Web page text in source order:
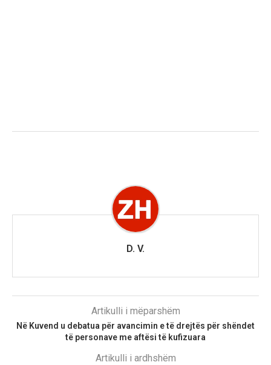
D. V.
Artikulli i mëparshëm
Në Kuvend u debatua për avancimin e të drejtës për shëndet
të personave me aftësi të kufizuara
Artikulli i ardhshëm